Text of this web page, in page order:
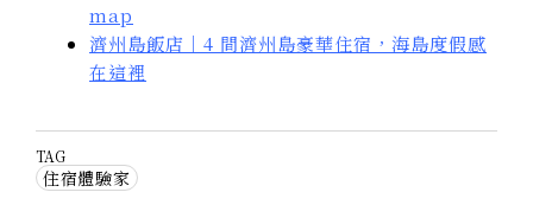
map
濟州島飯店｜4 間濟州島豪華住宿，海島度假感
在這裡
TAG
住宿體驗家